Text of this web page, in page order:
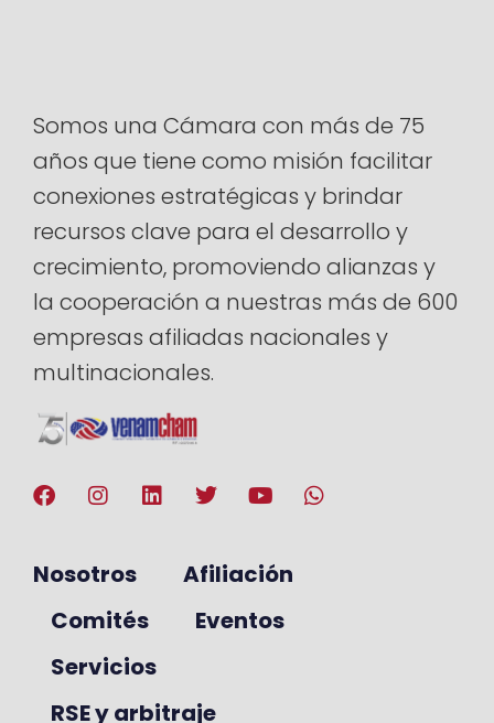
Somos una Cámara con más de 75
años que tiene como misión facilitar
conexiones estratégicas y brindar
recursos clave para el desarrollo y
crecimiento, promoviendo alianzas y
la cooperación a nuestras más de 600
empresas afiliadas nacionales y
multinacionales.
Nosotros
Afiliación
Comités
Eventos
Servicios
RSE y arbitraje